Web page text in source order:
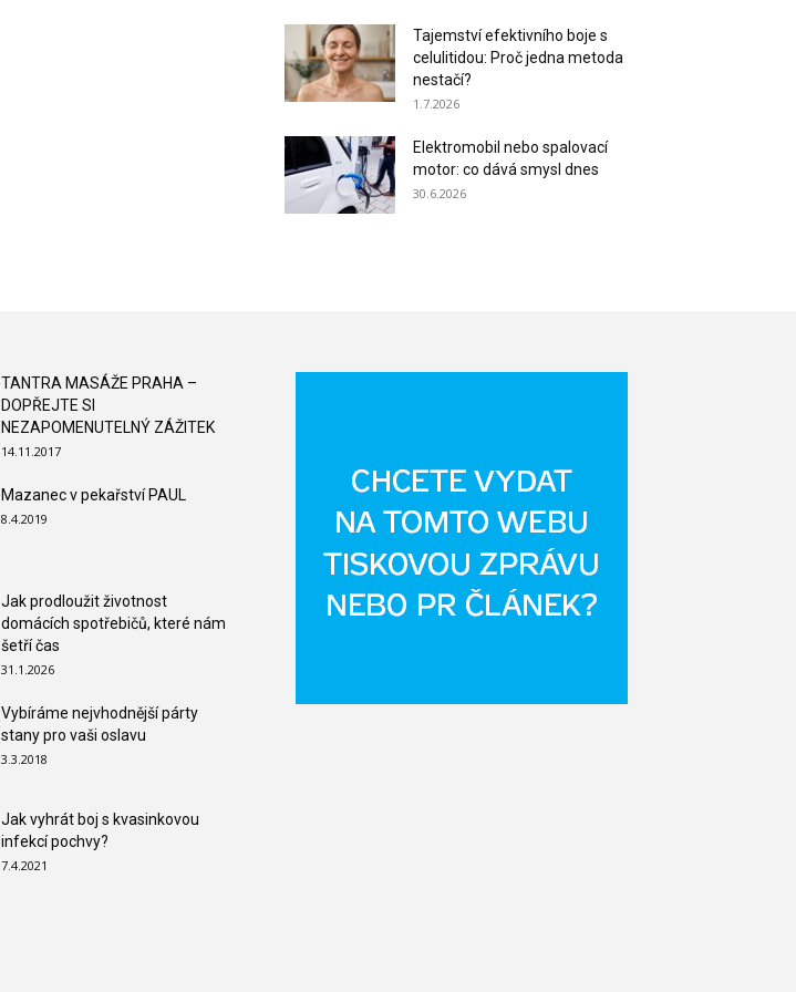
Tajemství efektivního boje s
celulitidou: Proč jedna metoda
nestačí?
1.7.2026
Elektromobil nebo spalovací
motor: co dává smysl dnes
30.6.2026
TANTRA MASÁŽE PRAHA –
DOPŘEJTE SI
NEZAPOMENUTELNÝ ZÁŽITEK
14.11.2017
Mazanec v pekařství PAUL
8.4.2019
Jak prodloužit životnost
domácích spotřebičů, které nám
šetří čas
31.1.2026
Vybíráme nejvhodnější párty
stany pro vaši oslavu
3.3.2018
Jak vyhrát boj s kvasinkovou
infekcí pochvy?
7.4.2021